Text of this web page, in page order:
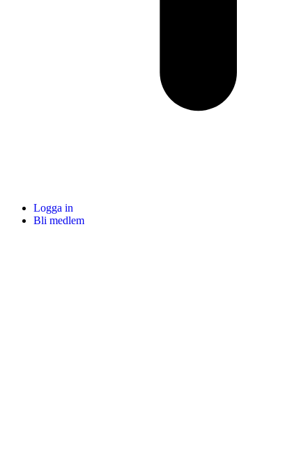
Logga in
Bli medlem